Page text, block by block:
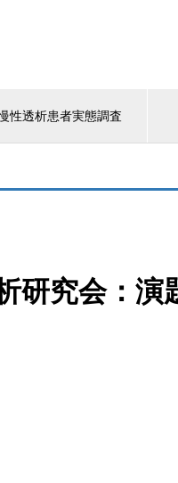
性透析患者実態調査
研究会：演